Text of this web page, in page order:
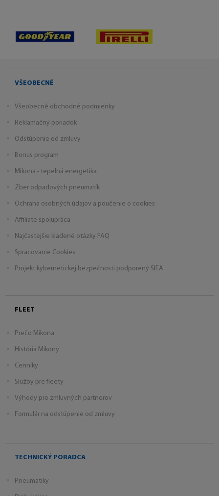
VŠEOBECNÉ
Všeobecné obchodné podmienky
Reklamačný poriadok
Odstúpenie od zmluvy
Bonus program
Mikona - tepelná energetika
Zber odpadových pneumatík
Ochrana osobných údajov a poučenie o cookies
Affiliate spolupráca
Najčastejšie kladené otázky FAQ
Spracovanie Cookies
Projekt kybernetickej bezpečnosti podporený SIEA
FLEET
Prečo Mikona
História Mikony
Cenníky
Služby pre fleety
Výhody pre zmluvných partnerov
Formulár na odstúpenie od zmluvy
TECHNICKÝ PORADCA
Pneumatiky